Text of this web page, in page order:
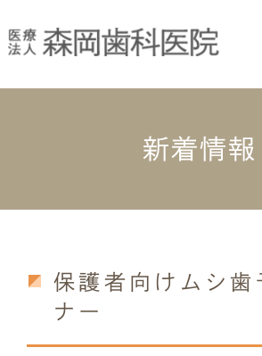
新着情報
保護者向けムシ歯
ナー